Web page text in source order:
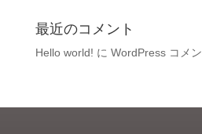
最近のコメント
Hello world! に WordPress コメ